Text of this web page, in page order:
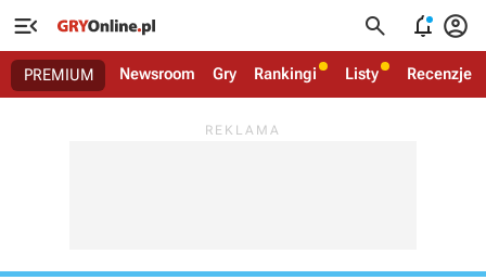
   
PREMIUM Newsroom Gry Rankingi Listy Recenzje